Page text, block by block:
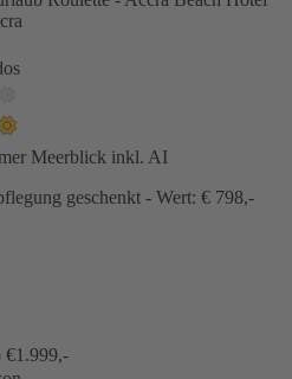
Meerblick inkl. AI
geschenkt - Wert: € 798,-
€1.999,-